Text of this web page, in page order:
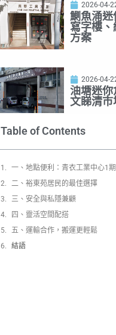
2026-04-
鰂魚涌迷
寫字樓、
方案
2026-04-
油塘迷你
文睇清市
Table of Contents
一、地點便利：青衣工業中心1
二、裕東苑居民的最佳選擇
三、安全與私隱兼顧
四、靈活空間配搭
五、運輸合作，搬運更輕鬆
結語